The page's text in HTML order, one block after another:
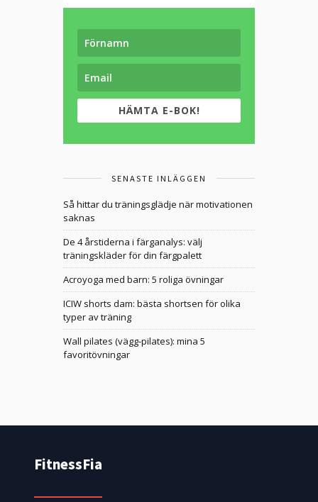
HÄMTA E-BOK!
SENASTE INLÄGGEN
Så hittar du träningsglädje när motivationen
saknas
De 4 årstiderna i färganalys: välj
träningskläder för din färgpalett
Acroyoga med barn: 5 roliga övningar
ICIW shorts dam: bästa shortsen för olika
typer av träning
Wall pilates (vägg-pilates): mina 5
favoritövningar
FitnessFia